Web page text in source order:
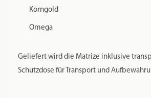
Korngold
Omega
Geliefert wird die Matrize inklusive
Schutzdose für Transport und